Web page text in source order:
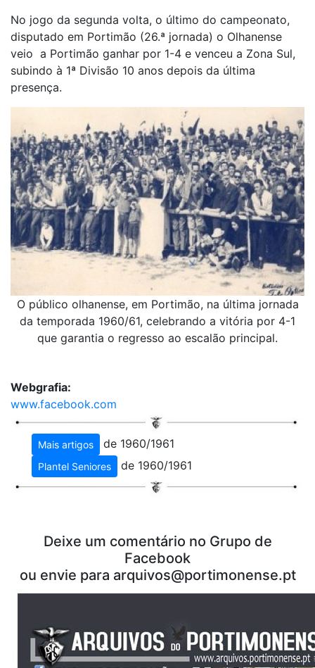
No jogo da segunda volta, o último do campeonato,
disputado em Portimão (26.ª jornada) o Olhanense
veio a Portimão ganhar por 1-4 e venceu a Zona Sul,
subindo à 1ª Divisão 10 anos depois da última
presença.
O público olhanense, em Portimão, na última jornada
da temporada 1960/61, celebrando a vitória por 4-1
que garantia o regresso ao escalão principal.
Webgrafia:
www.facebook.com
Mais artigos de 1960/1961
Plantel Seniores de 1960/1961
Deixe um comentário no Grupo de
Facebook
ou envie para arquivos@portimonense.pt